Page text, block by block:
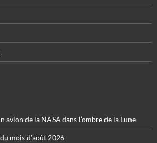
avion de la NASA dans l’ombre de la Lune
mois d’août 2026